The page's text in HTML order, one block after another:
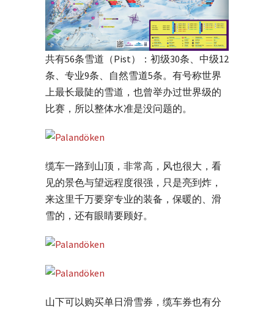
共有56条雪道（Pist）：初级30条、中级12
条、专业9条、自然雪道5条。有号称世界
上最长最陡的雪道，也曾举办过世界级的
比赛，所以整体水准是没问题的。
缆车一路到山顶，非常高，风也很大，看
见的景色与望远程度很强，只是亮到炸，
来这里千万要穿专业的装备，保暖的、滑
雪的，还有眼睛要顾好。
山下可以购买单日滑雪券，缆车券也有分